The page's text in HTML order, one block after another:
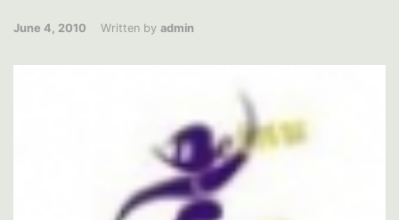
June 4, 2010 Written by admin